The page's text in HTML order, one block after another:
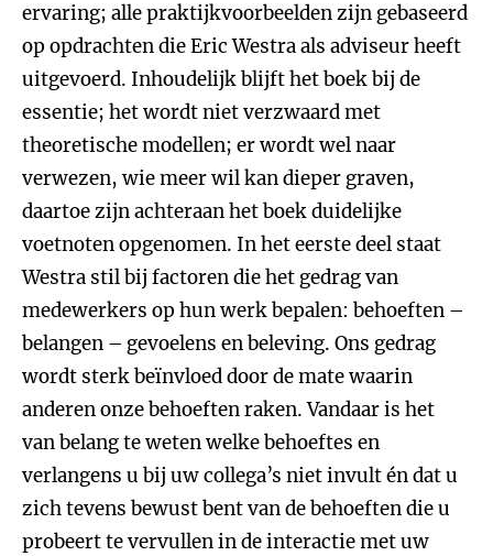
ervaring; alle praktijkvoorbeelden zijn gebaseerd
op opdrachten die Eric Westra als adviseur heeft
uitgevoerd. Inhoudelijk blijft het boek bij de
essentie; het wordt niet verzwaard met
theoretische modellen; er wordt wel naar
verwezen, wie meer wil kan dieper graven,
daartoe zijn achteraan het boek duidelijke
voetnoten opgenomen. In het eerste deel staat
Westra stil bij factoren die het gedrag van
medewerkers op hun werk bepalen: behoeften –
belangen – gevoelens en beleving. Ons gedrag
wordt sterk beïnvloed door de mate waarin
anderen onze behoeften raken. Vandaar is het
van belang te weten welke behoeftes en
verlangens u bij uw collega’s niet invult én dat u
zich tevens bewust bent van de behoeften die u
probeert te vervullen in de interactie met uw